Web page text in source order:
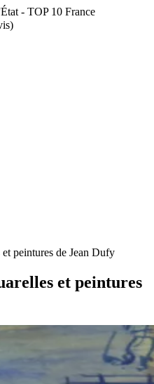
- TOP 10 France
peintures de Jean Dufy
et peintures